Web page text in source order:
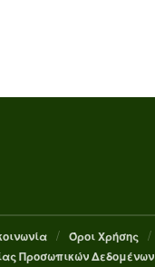
Όροι Χρήσης
Προσωπικών Δεδομένων